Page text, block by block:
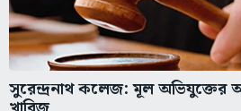
সুরেন্দ্রনাথ কলেজ: মূল অভিযুক্তের